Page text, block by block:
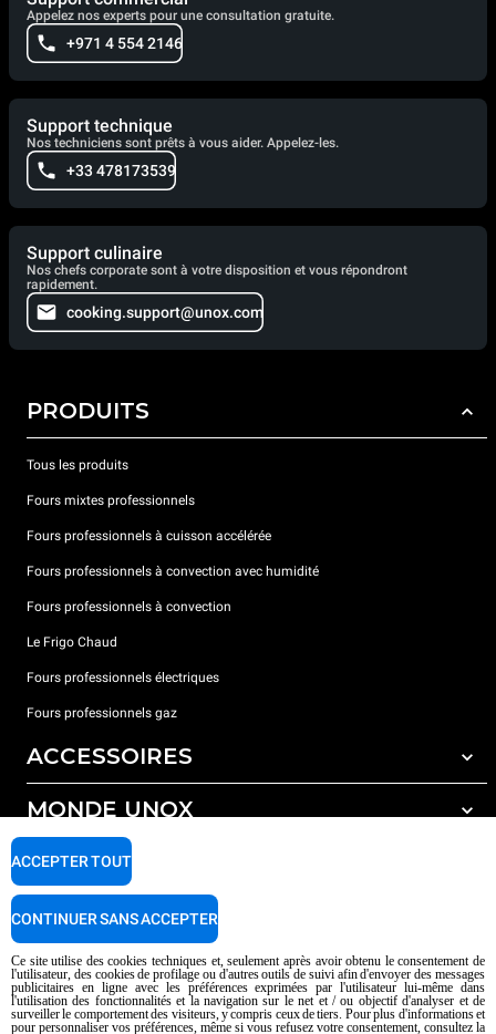
Appelez nos experts pour une consultation gratuite.
+971 4 554 2146
Support technique
Nos techniciens sont prêts à vous aider. Appelez-les.
+33 478173539
Support culinaire
Nos chefs corporate sont à votre disposition et vous répondront
rapidement.
cooking.support@unox.com
PRODUITS
Tous les produits
Fours mixtes professionnels
Fours professionnels à cuisson accélérée
Fours professionnels à convection avec humidité
Fours professionnels à convection
Le Frigo Chaud
Fours professionnels électriques
Fours professionnels gaz
ACCESSOIRES
Tous les accessoires
Détergents pour lavage automatique
Détergents pour lavage manuel
Traitement de l'eau avec filtres à résine
Traitement de l'eau par osmose inverse
MONDE UNOX
Nos bureaux dans le monde
SUPPORT
Garantie Unox
Trouver les Revendeurs
Trouver les Centres SAV
AI Content Disclaimer Privacy policy Cookie policy
Ce site utilise des cookies techniques et, seulement après avoir obtenu le consentement de
l'utilisateur, des cookies de profilage ou d'autres outils de suivi afin d'envoyer des messages
publicitaires en ligne avec les préférences exprimées par l'utilisateur lui-même dans
l'utilisation des fonctionnalités et la navigation sur le net et / ou objectif d'analyser et de
surveiller le comportement des visiteurs, y compris ceux de tiers. Pour plus d'informations et
pour personnaliser vos préférences, même si vous refusez votre consentement, consultez la
ACCEPTER TOUT
CONTINUER SANS ACCEPTER